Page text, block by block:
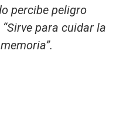
percibe peligro
para cuidar la